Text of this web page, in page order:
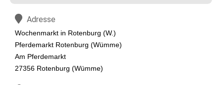
Adresse
Wochenmarkt in Rotenburg (W.)
Pferdemarkt Rotenburg (Wümme)
Am Pferdemarkt
27356 Rotenburg (Wümme)